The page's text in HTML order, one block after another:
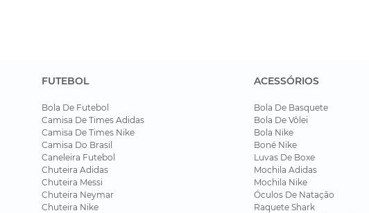
FUTEBOL
Bola De Futebol
Camisa De Times Adidas
Camisa De Times Nike
Camisa Do Brasil
Caneleira Futebol
Chuteira Adidas
Chuteira Messi
Chuteira Neymar
Chuteira Nike
ACESSÓRIOS
Bola De Basquete
Bola De Vôlei
Bola Nike
Boné Nike
Luvas De Boxe
Mochila Adidas
Mochila Nike
Óculos De Natação
Raquete Shark